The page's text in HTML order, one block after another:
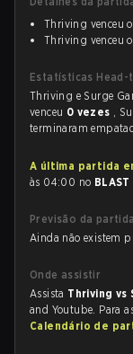
Thriving venceu
Thriving venceu
Estatísticas Head-
Thriving e Surge
venceu 0 vezes ,
terminaram
A última partida
às 04:00 no
Previsão da partida
Ainda não existem
Onde assistir
Assista Thriving vs
and Youtube. Para
Calendário de